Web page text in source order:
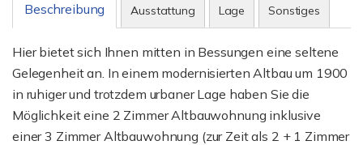
Beschreibung Ausstattung Lage Sonstiges
Hier bietet sich Ihnen mitten in Bessungen eine seltene
Gelegenheit an. In einem modernisierten Altbau um 1900
in ruhiger und trotzdem urbaner Lage haben Sie die
Möglichkeit eine 2 Zimmer Altbauwohnung inklusive
einer 3 Zimmer Altbauwohnung (zur Zeit als 2 + 1 Zimmer